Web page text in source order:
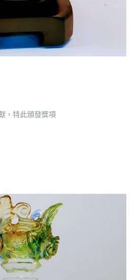
，特此頒發獎項